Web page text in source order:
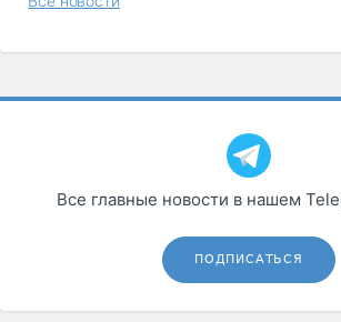
Все главные новости в нашем
ПОДПИСАТЬСЯ